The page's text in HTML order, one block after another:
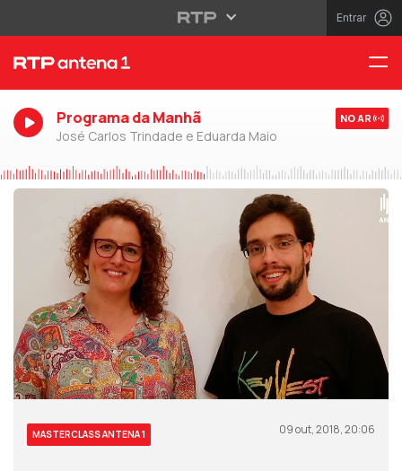
Entrar
Programa da Manhã
José Carlos Trindade e Eduarda Maio
NO AR
MASTERCLASS ANTENA 1 09 out, 2018, 20:06